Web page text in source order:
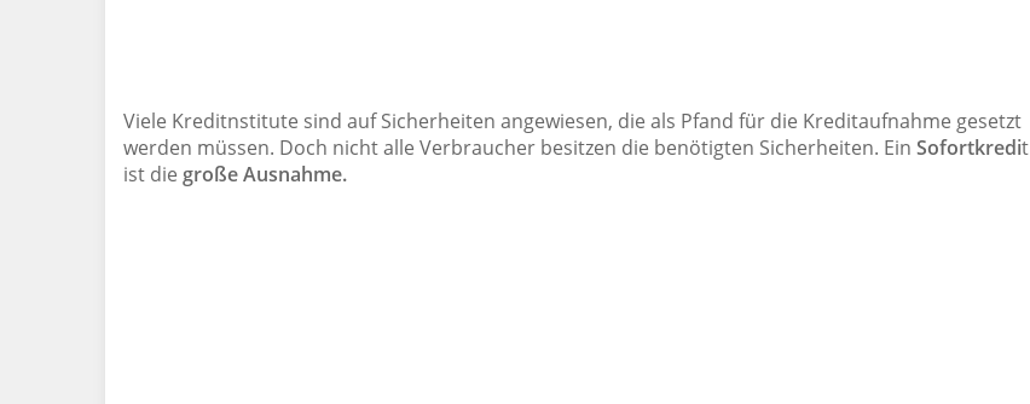
Viele Kreditnstitute sind auf Sicherheiten angewiesen, die als Pfand für die Kreditaufnahme gesetzt
werden müssen. Doch nicht alle Verbraucher besitzen die benötigten Sicherheiten. Ein Sofortkredit
ist die große Ausnahme.